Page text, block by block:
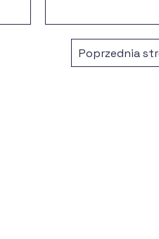
nr 2005/PL/16/
kolejowej E 65,
Poprzednia